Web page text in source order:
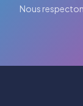
Nous